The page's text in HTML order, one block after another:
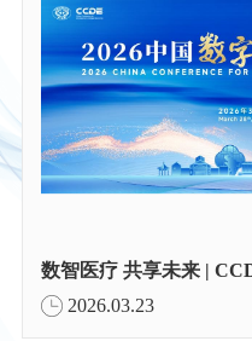
数智医疗 共享未来 |
2026.03.23